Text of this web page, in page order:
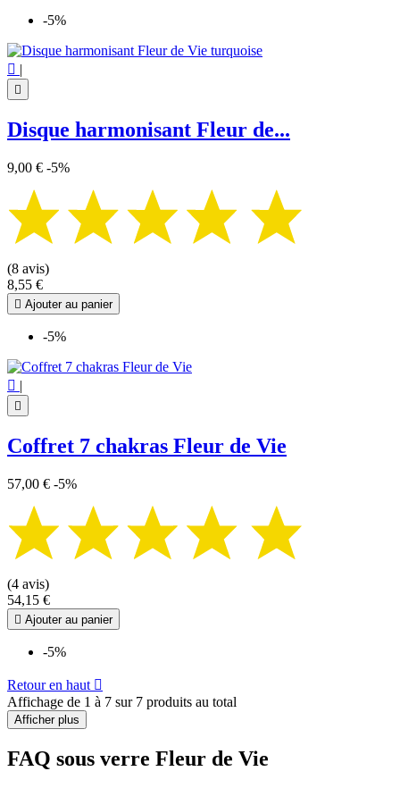
-5%
 |

Disque harmonisant Fleur de...
9,00 € -5%
(8 avis)
8,55 €
 Ajouter au panier
-5%
 |

Coffret 7 chakras Fleur de Vie
57,00 € -5%
(4 avis)
54,15 €
 Ajouter au panier
-5%
Retour en haut 
Affichage de 1 à 7 sur 7 produits au total
Afficher plus
FAQ sous verre Fleur de Vie